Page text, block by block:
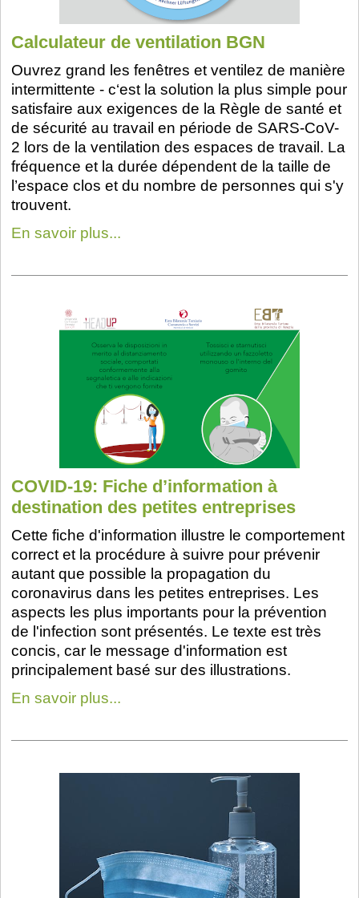
Calculateur de ventilation BGN
Ouvrez grand les fenêtres et ventilez de manière
intermittente - c‘est la solution la plus simple pour
satisfaire aux exigences de la Règle de santé et
de sécurité au travail en période de SARS-CoV-
2 lors de la ventilation des espaces de travail. La
fréquence et la durée dépendent de la taille de
l’espace clos et du nombre de personnes qui s'y
trouvent.
En savoir plus...
COVID-19: Fiche d’information à
destination des petites entreprises
Cette fiche d'information illustre le comportement
correct et la procédure à suivre pour prévenir
autant que possible la propagation du
coronavirus dans les petites entreprises. Les
aspects les plus importants pour la prévention
de l'infection sont présentés. Le texte est très
concis, car le message d'information est
principalement basé sur des illustrations.
En savoir plus...